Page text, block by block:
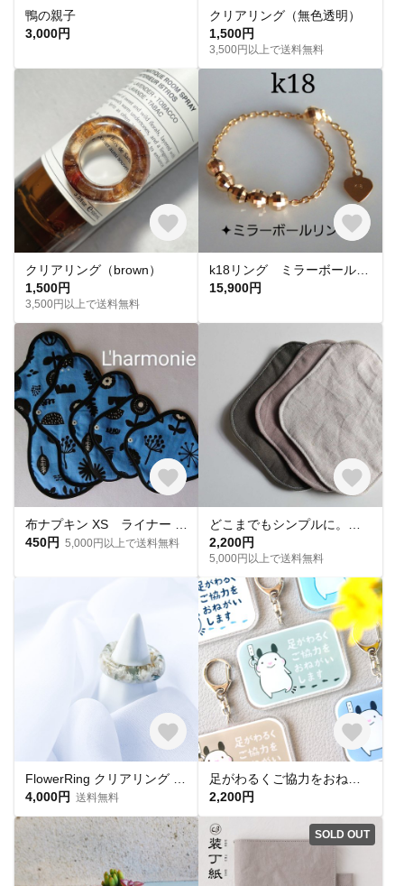
鴨の親子
3,000円
クリアリング（無色透明）
1,500円
3,500円以上で送料無料
クリアリング（brown）
1,500円
3,500円以上で送料無料
15,900円
450円 5,000円以上で送料無料
2,200円
5,000円以上で送料無料
4,000円 送料無料
2,200円
SOLD OUT